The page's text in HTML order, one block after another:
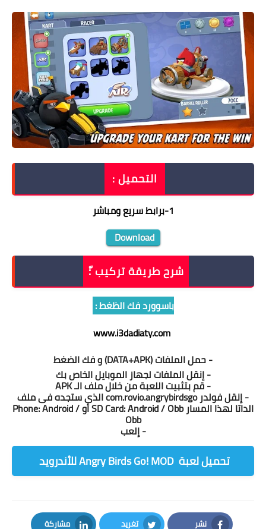
التحميل :
1
-برابط سريع ومباشر
Download
شرح طريقة تركيب :ّ
باسوورد فك الظغط :
www.i3dadiaty.com
- حمل الملفات (DATA+APK) و فك الضغط
- إنقل الملفات لجهاز الموبايل الخاص بك
- قم بتثبيت اللعبة من خلال ملف الـ APK
- إنقل فولدر com.rovio.angrybirdsgo الذى ستجده فى ملف
الداتا لهذا المسار SD Card: Android / Obb أو Phone: Android /
Obb
- إلعب
تحميل لعبة ‏ Angry Birds Go! MOD للأندرويد
نشر تغريد مشاركة